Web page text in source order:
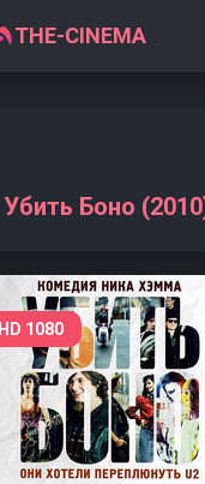
THE-CINEMA
Убить Боно
HD 1080